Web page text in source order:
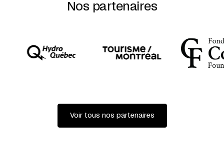
SANS LESQUELS CE PROJET NE SERAIT PAS POSSIBLE
ET REMERCIEMENTS SPÉCIAUX À MC GILLES +
AVEC LE
SOUTIEN DEFIRST CHOICE
Nos partenaires
Voir tous nos partenaires